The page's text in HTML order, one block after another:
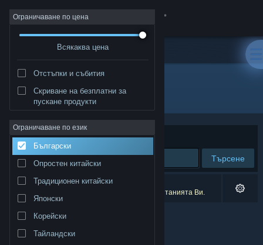
Вписване
Относно
Поддръжка
Смяна на езика
Ограничаване по цена
Всякаква цена
Отстъпки и събития
Скриване на безплатни за
пускане продукти
Ограничаване по език
Български
Опростен китайски
Традиционен китайски
Японски
Корейски
Тайландски
Разработчик: Hazy mist Studio
Сортиране по Съответстване
Търсене
0 резултата съответстват на търсенето Ви.
1 заглавие беше изключено спрямо предпочитанията Ви.